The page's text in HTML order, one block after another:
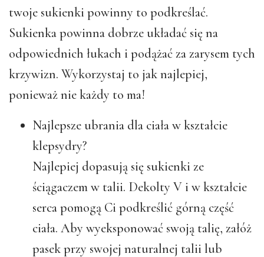
twoje sukienki powinny to podkreślać.
Sukienka powinna dobrze układać się na
odpowiednich łukach i podążać za zarysem tych
krzywizn. Wykorzystaj to jak najlepiej,
ponieważ nie każdy to ma!
Najlepsze ubrania dla ciała w kształcie
klepsydry?
Najlepiej dopasują się sukienki ze
ściągaczem w talii. Dekolty V i w kształcie
serca pomogą Ci podkreślić górną część
ciała. Aby wyeksponować swoją talię, załóż
pasek przy swojej naturalnej talii lub